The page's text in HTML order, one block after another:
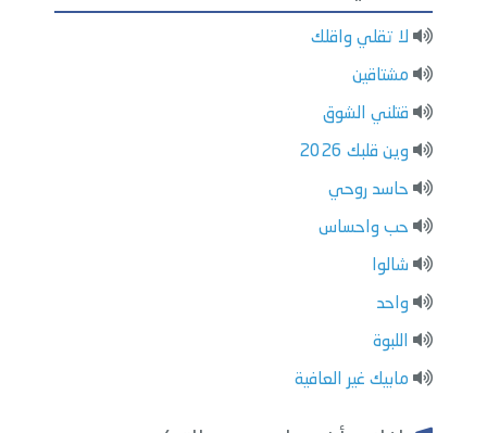
لا تقلي واقلك
مشتاقين
قتلني الشوق
وين قلبك 2026
حاسد روحي
حب واحساس
شالوا
واحد
اللبوة
مابيك غير العافية